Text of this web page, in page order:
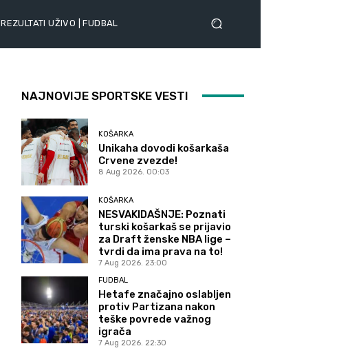
REZULTATI UŽIVO | FUDBAL
NAJNOVIJE SPORTSKE VESTI
KOŠARKA
Unikaha dovodi košarkaša
Crvene zvezde!
8 Aug 2026. 00:03
KOŠARKA
NESVAKIDAŠNJE: Poznati
turski košarkaš se prijavio
za Draft ženske NBA lige –
tvrdi da ima prava na to!
7 Aug 2026. 23:00
FUDBAL
Hetafe značajno oslabljen
protiv Partizana nakon
teške povrede važnog
igrača
7 Aug 2026. 22:30